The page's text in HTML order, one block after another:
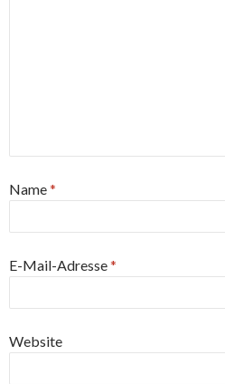
Name*
E-Mail-Adresse*
Website